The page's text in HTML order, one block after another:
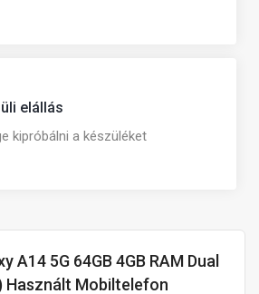
elállás
kipróbálni a készüléket
A14 5G 64GB 4GB RAM Dual
Használt Mobiltelefon